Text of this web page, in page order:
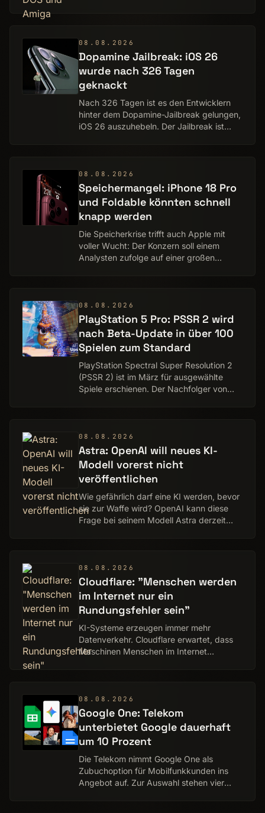
08.08.2026
Dopamine Jailbreak: iOS 26
wurde nach 326 Tagen
geknackt
Nach 326 Tagen ist es den Entwicklern
hinter dem Dopamine-Jailbreak gelungen,
iOS 26 auszuhebeln. Der Jailbreak ist
08.08.2026
Speichermangel: iPhone 18 Pro
und Foldable könnten schnell
knapp werden
Die Speicherkrise trifft auch Apple mit
voller Wucht: Der Konzern soll einem
Analysten zufolge auf einer großen
08.08.2026
PlayStation 5 Pro: PSSR 2 wird
nach Beta-Update in über 100
Spielen zum Standard
PlayStation Spectral Super Resolution 2
(PSSR 2) ist im März für ausgewählte
Spiele erschienen. Der Nachfolger von
08.08.2026
Astra: OpenAI will neues KI-
Modell vorerst nicht
veröffentlichen
Wie gefährlich darf eine KI werden, bevor
sie zur Waffe wird? OpenAI kann diese
Frage bei seinem Modell Astra derzeit
08.08.2026
Cloudflare: "Menschen werden
im Internet nur ein
Rundungsfehler sein"
KI-Systeme erzeugen immer mehr
Datenverkehr. Cloudflare erwartet, dass
Maschinen Menschen im Internet
08.08.2026
Google One: Telekom
unterbietet Google dauerhaft
um 10 Prozent
Die Telekom nimmt Google One als
Zubuchoption für Mobilfunkkunden ins
Angebot auf. Zur Auswahl stehen vier